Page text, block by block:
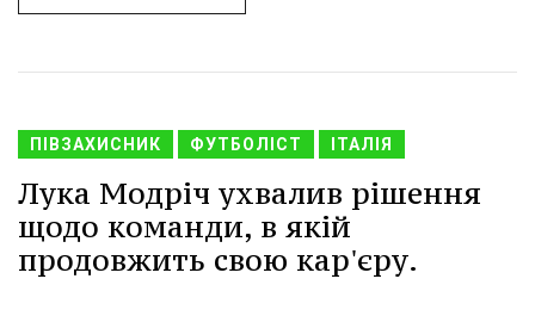
ПІВЗАХИСНИК ФУТБОЛІСТ ІТАЛІЯ
Лука Модріч ухвалив рішення
щодо команди, в якій
продовжить свою кар'єру.